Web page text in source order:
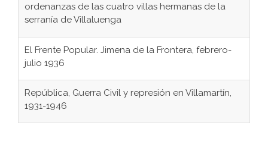
ordenanzas de las cuatro villas hermanas de la
serranía de Villaluenga
El Frente Popular. Jimena de la Frontera, febrero-
julio 1936
República, Guerra Civil y represión en Villamartín,
1931-1946